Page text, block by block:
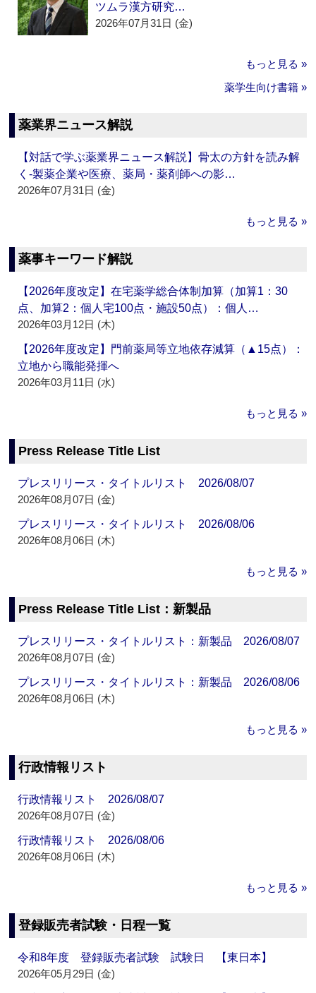
ツムラ漢方研究…
2026年07月31日 (金)
もっと見る »
薬学生向け書籍 »
薬業界ニュース解説
【対話で学ぶ薬業界ニュース解説】骨太の方針を読み解
く‐製薬企業や医療、薬局・薬剤師への影…
2026年07月31日 (金)
もっと見る »
薬事キーワード解説
【2026年度改定】在宅薬学総合体制加算（加算1：30
点、加算2：個人宅100点・施設50点）：個人…
2026年03月12日 (木)
【2026年度改定】門前薬局等立地依存減算（▲15点）：
立地から職能発揮へ
2026年03月11日 (水)
もっと見る »
Press Release Title List
プレスリリース・タイトルリスト 2026/08/07
2026年08月07日 (金)
プレスリリース・タイトルリスト 2026/08/06
2026年08月06日 (木)
もっと見る »
Press Release Title List：新製品
プレスリリース・タイトルリスト：新製品 2026/08/07
2026年08月07日 (金)
プレスリリース・タイトルリスト：新製品 2026/08/06
2026年08月06日 (木)
もっと見る »
行政情報リスト
行政情報リスト 2026/08/07
2026年08月07日 (金)
行政情報リスト 2026/08/06
2026年08月06日 (木)
もっと見る »
登録販売者試験・日程一覧
令和8年度 登録販売者試験 試験日 【東日本】
2026年05月29日 (金)